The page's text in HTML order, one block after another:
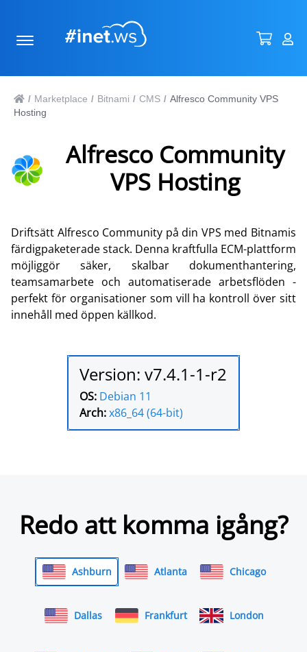
/ Marketplace / Bitnami / CMS / Alfresco Community VPS
Hosting
Alfresco Community
VPS Hosting
Driftsätt Alfresco Community på din VPS med Bitnamis
färdigpaketerade stack. Denna kraftfulla ECM-plattform
möjliggör säker, skalbar dokumenthantering,
teamsamarbete och automatiserade arbetsflöden -
perfekt för organisationer som vill ha kontroll över sitt
innehåll med öppen källkod.
Version: v7.4.1-1-r2
OS: Debian 11
Arch:x86_64 (64-bit)
Redo att komma igång?
Ashburn Atlanta Chicago
Dallas Frankfurt London